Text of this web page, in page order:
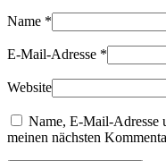
Name *
E-Mail-Adresse *
Website
Name, E-Mail-Adresse
meinen nächsten